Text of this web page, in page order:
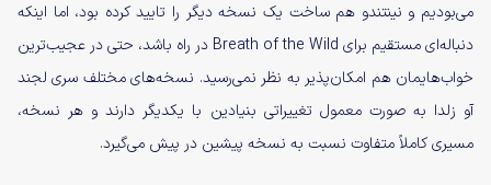
می‌بودیم و نینتندو هم ساخت یک نسخه دیگر را تایید کرده بود، اما اینکه
دنباله‌ای مستقیم برای Breath of the Wild در راه باشد، حتی در عجیب‌ترین
خواب‌هایمان هم امکان‌پذیر به نظر نمی‌رسید. نسخه‌های مختلف سری لجند
آو زلدا به صورت معمول تغییراتی بنیادین با یکدیگر دارند و هر نسخه،
مسیری کاملاً متفاوت نسبت به نسخه پیشین در پیش می‌گیرد.